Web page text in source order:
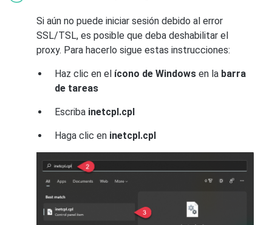
Si aún no puede iniciar sesión debido al error
SSL/TSL, es posible que deba deshabilitar el
proxy. Para hacerlo sigue estas instrucciones:
Haz clic en el ícono de Windows en la barra
de tareas
Escriba inetcpl.cpl
Haga clic en inetcpl.cpl